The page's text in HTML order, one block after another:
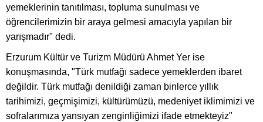
yemeklerinin tanıtılması, topluma sunulması ve
öğrencilerimizin bir araya gelmesi amacıyla yapılan bir
yarışmadır" dedi.
Erzurum Kültür ve Turizm Müdürü Ahmet Yer ise
konuşmasında, "Türk mutfağı sadece yemeklerden ibaret
değildir. Türk mutfağı denildiği zaman binlerce yıllık
tarihimizi, geçmişimizi, kültürümüzü, medeniyet iklimimizi ve
sofralarımıza yansıyan zenginliğimizi ifade etmekteyiz"